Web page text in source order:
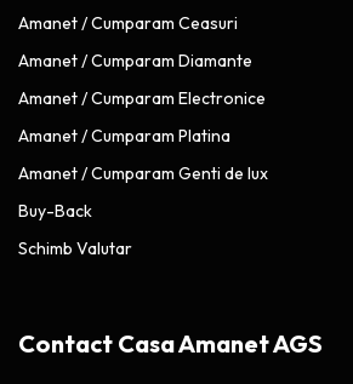
Amanet / Cumparam Ceasuri
Amanet / Cumparam Diamante
Amanet / Cumparam Electronice
Amanet / Cumparam Platina
Amanet / Cumparam Genti de lux
Buy-Back
Schimb Valutar
Contact Casa Amanet AGS